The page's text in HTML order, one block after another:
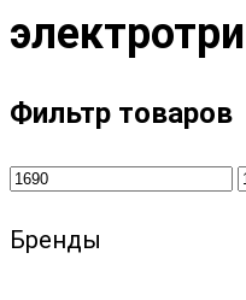
Фильтр товаров
Бренды